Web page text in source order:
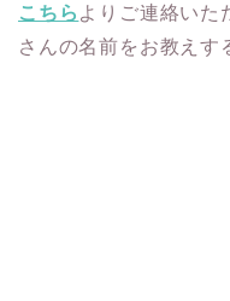
こちら よりご連絡いた
さんの名前をお教えす